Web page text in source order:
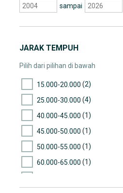
sampai
JARAK TEMPUH
Pilih dari pilihan di bawah
15.000-20.000 (2)
25.000-30.000 (4)
40.000-45.000 (1)
45.000-50.000 (1)
50.000-55.000 (1)
60.000-65.000 (1)